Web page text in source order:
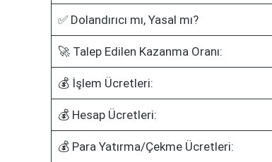
✅ Dolandırıcı mı, Yasal mı?
🚀 Talep Edilen Kazanma Oranı:
💰 İşlem Ücretleri:
💰 Hesap Ücretleri:
💰 Para Yatırma/Çekme Ücretleri: